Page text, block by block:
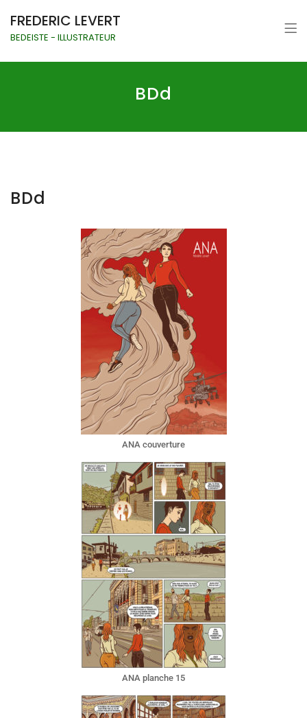
FREDERIC LEVERT
BEDEISTE - ILLUSTRATEUR
BDd
BDd
ANA couverture
ANA planche 15